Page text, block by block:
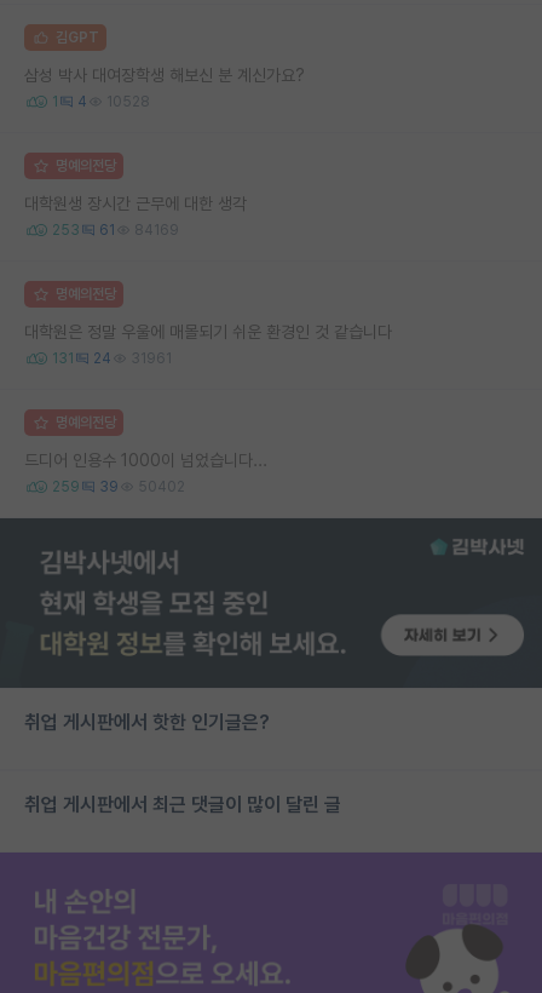
김GPT
삼성 박사 대여장학생 해보신 분 계신가요?
1 4 10528
명예의전당
대학원생 장시간 근무에 대한 생각
253 61 84169
명예의전당
대학원은 정말 우울에 매몰되기 쉬운 환경인 것 같습니다
131 24 31961
명예의전당
드디어 인용수 1000이 넘었습니다...
259 39 50402
취업 게시판에서 핫한 인기글은?
취업 게시판에서 최근 댓글이 많이 달린 글